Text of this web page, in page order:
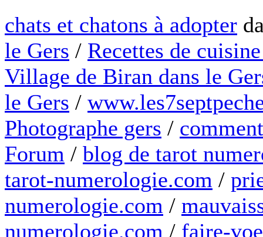
chats et chatons à adopter
le Gers / Recettes de
Village de Biran dans le
le Gers /
Photographe gers /
Forum / blog de tarot
tarot-numerologie.com /
numerologie.com /
numerologie.com / faire-